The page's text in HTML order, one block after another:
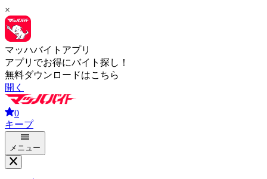
×
マッハバイトアプリ
アプリでお得にバイト探し！
無料ダウンロードはこちら
開く
0
キープ
メニュー